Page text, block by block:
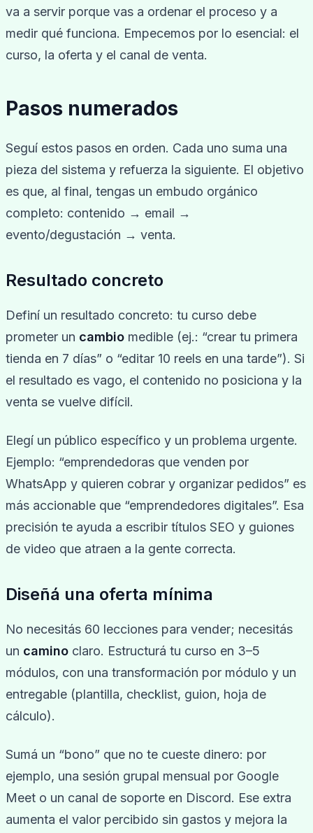
va a servir porque vas a ordenar el proceso y a
medir qué funciona. Empecemos por lo esencial: el
curso, la oferta y el canal de venta.
Pasos numerados
Seguí estos pasos en orden. Cada uno suma una
pieza del sistema y refuerza la siguiente. El objetivo
es que, al final, tengas un embudo orgánico
completo: contenido → email →
evento/degustación → venta.
Resultado concreto
Definí un resultado concreto: tu curso debe
prometer un cambio medible (ej.: “crear tu primera
tienda en 7 días” o “editar 10 reels en una tarde”). Si
el resultado es vago, el contenido no posiciona y la
venta se vuelve difícil.
Elegí un público específico y un problema urgente.
Ejemplo: “emprendedoras que venden por
WhatsApp y quieren cobrar y organizar pedidos” es
más accionable que “emprendedores digitales”. Esa
precisión te ayuda a escribir títulos SEO y guiones
de video que atraen a la gente correcta.
Diseñá una oferta mínima
No necesitás 60 lecciones para vender; necesitás
un camino claro. Estructurá tu curso en 3–5
módulos, con una transformación por módulo y un
entregable (plantilla, checklist, guion, hoja de
cálculo).
Sumá un “bono” que no te cueste dinero: por
ejemplo, una sesión grupal mensual por Google
Meet o un canal de soporte en Discord. Ese extra
aumenta el valor percibido sin gastos y mejora la